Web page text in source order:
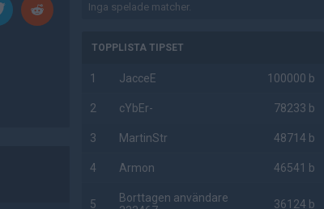
Inga spelade matcher.
TOPPLISTA TIPSET
1 JacceE 100000 b
2 cYbEr- 78233 b
3 MartinStr 48714 b
4 Armon 46541 b
5
Borttagen användare
36124 b